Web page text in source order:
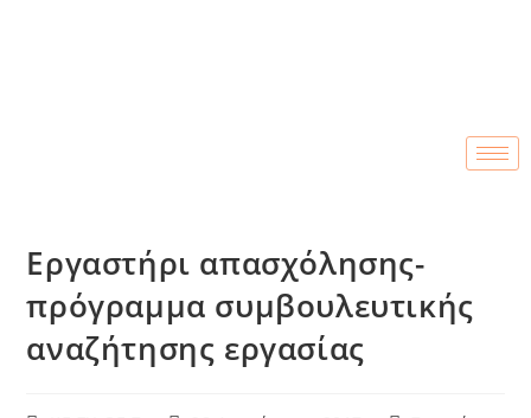
Εργαστήρι απασχόλησης-
πρόγραμμα συμβουλευτικής
αναζήτησης εργασίας